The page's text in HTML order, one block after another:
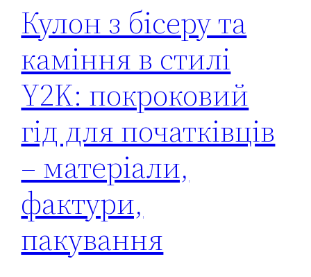
Кулон з бісеру та
каміння в стилі
Y2K: покроковий
гід для початківців
– матеріали,
фактури,
пакування